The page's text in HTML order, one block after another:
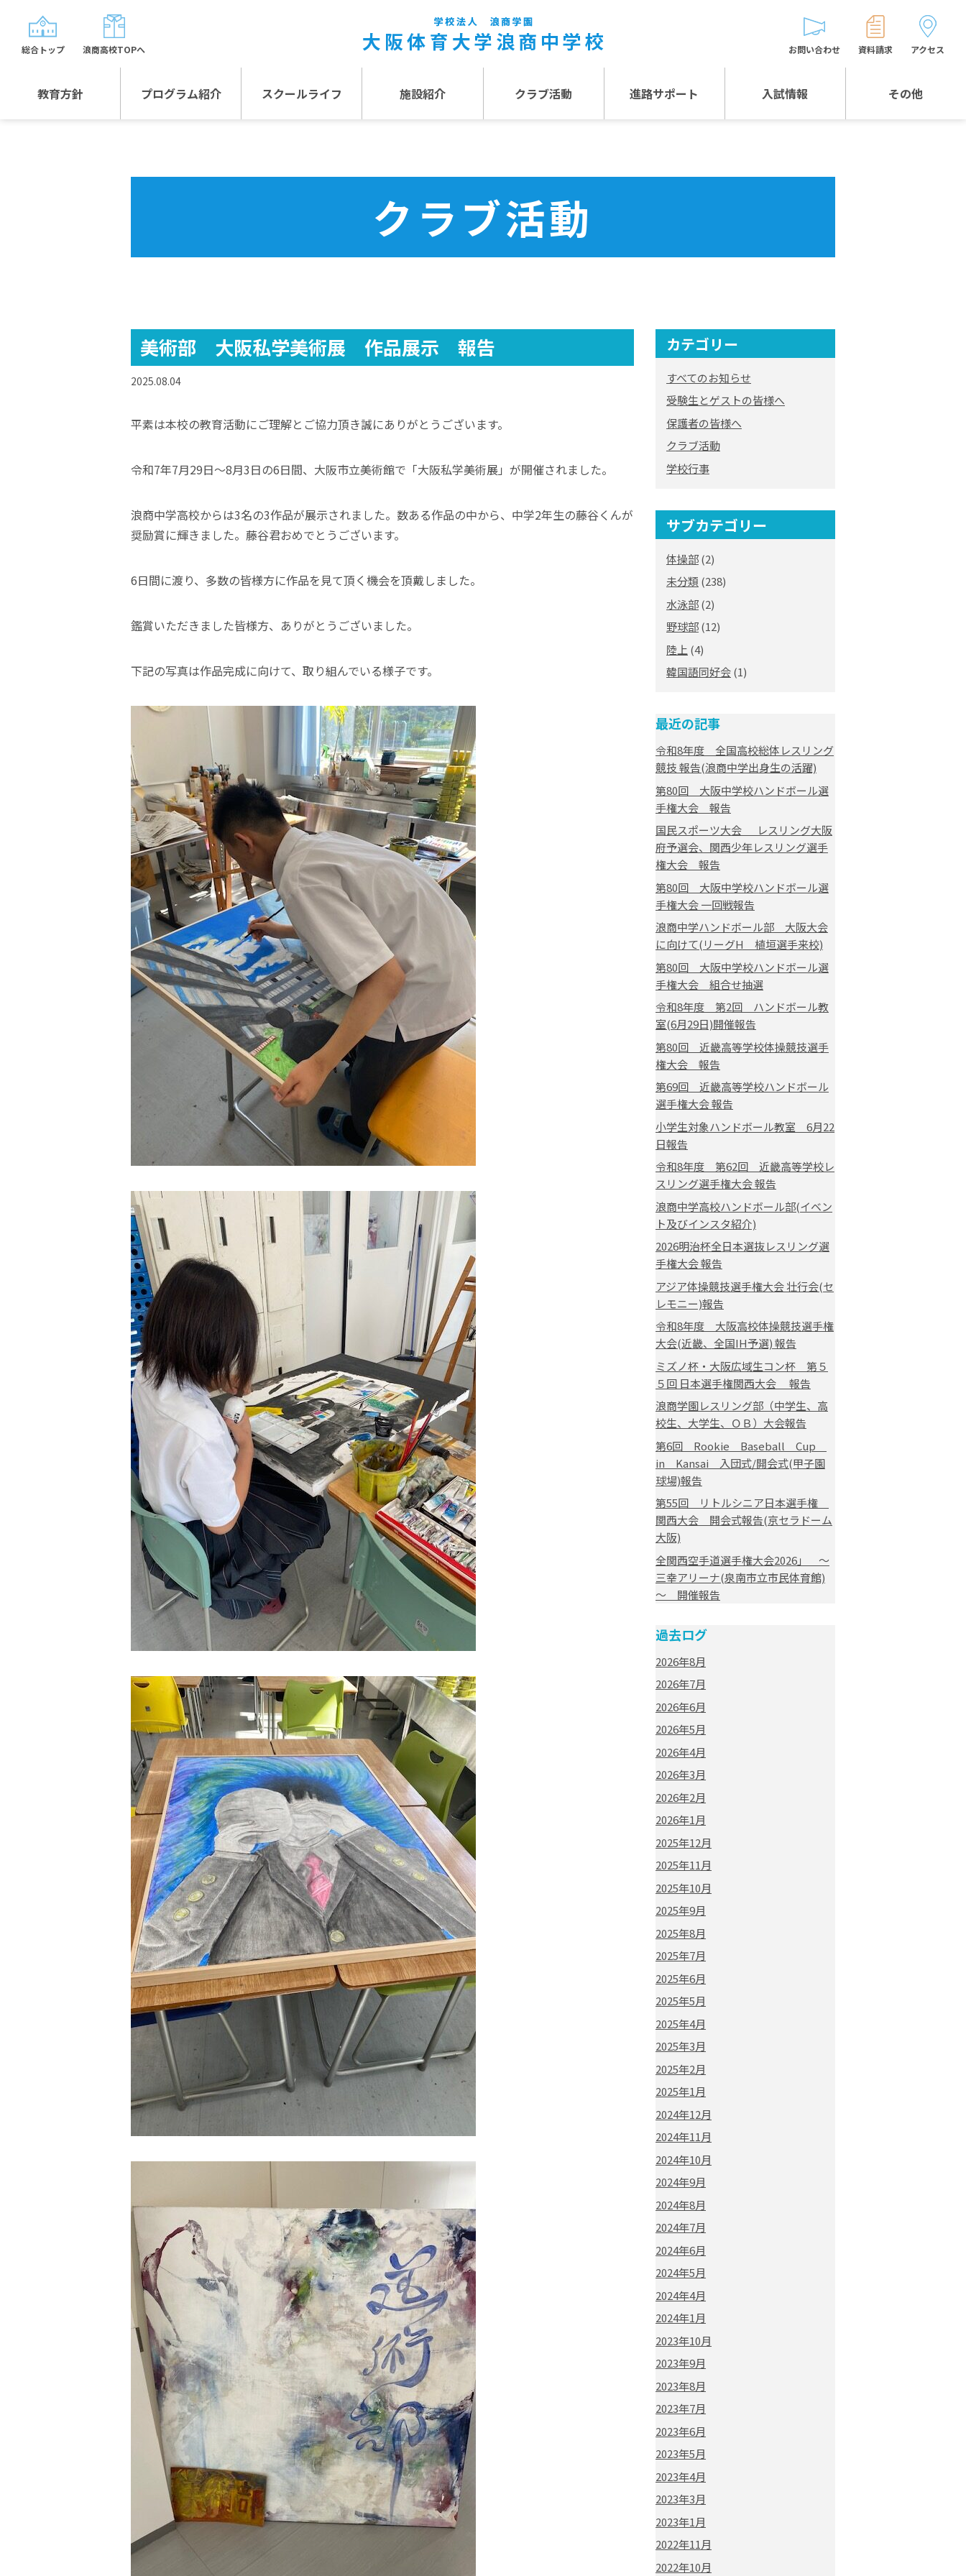
教育方針 プログラム紹介 スクールライフ 施設紹介 クラブ活動 進路サポート 入試情報 その他
お問い合わせ 資料請求 アクセス
総合トップ 浪商高校TOPへ
クラブ活動
美術部 大阪私学美術展 作品展示 報告
2025.08.04
平素は本校の教育活動にご理解とご協力頂き誠にありがとうございます。
令和7年7月29日～8月3日の6日間、大阪市立美術館で「大阪私学美術展」が開催されました。
浪商中学高校からは3名の3作品が展示されました。数ある作品の中から、中学2年生の藤谷くんが
奨励賞に輝きました。藤谷君おめでとうございます。
6日間に渡り、多数の皆様方に作品を見て頂く機会を頂戴しました。
鑑賞いただきました皆様方、ありがとうございました。
下記の写真は作品完成に向けて、取り組んでいる様子です。
カテゴリー
すべてのお知らせ
受験生とゲストの皆様へ
保護者の皆様へ
クラブ活動
学校行事
サブカテゴリー
体操部(2)
未分類 (238)
水泳部(2)
野球部(12)
陸上 (4)
韓国語同好会(1)
最近の記事
令和8年度 全国高校総体レスリング
競技 報告(浪商中学出身生の活躍)
第80回 大阪中学校ハンドボール選
手権大会 報告
国民スポーツ大会 レスリング大阪
府予選会、関西少年レスリング選手
権大会 報告
第80回 大阪中学校ハンドボール選
手権大会 一回戦報告
浪商中学ハンドボール部 大阪大会
に向けて(リーグH 植垣選手来校)
第80回 大阪中学校ハンドボール選
手権大会 組合せ抽選
令和8年度 第2回 ハンドボール教
室(6月29日)開催報告
第80回 近畿高等学校体操競技選手
権大会 報告
第69回 近畿高等学校ハンドボール
選手権大会 報告
小学生対象ハンドボール教室 6月22
日報告
令和8年度 第62回 近畿高等学校レ
スリング選手権大会 報告
浪商中学高校ハンドボール部(イベン
ト及びインスタ紹介)
2026明治杯全日本選抜レスリング選
手権大会 報告
アジア体操競技選手権大会 壮行会(セ
レモニー)報告
令和8年度 大阪高校体操競技選手権
大会(近畿、全国IH予選) 報告
ミズノ杯・大阪広域生コン杯 第５
５回 日本選手権関西大会 報告
浪商学園レスリング部（中学生、高
校生、大学生、ＯＢ）大会報告
第6回 Rookie Baseball Cup
in Kansai 入団式/開会式(甲子園
球場)報告
第55回 リトルシニア日本選手権
関西大会 開会式報告(京セラドーム
大阪)
全関西空手道選手権大会2026」 ～
三幸アリーナ(泉南市立市民体育館)
～ 開催報告
過去ログ
2026年8月
2026年7月
2026年6月
2026年5月
2026年4月
2026年3月
2026年2月
2026年1月
2025年12月
2025年11月
2025年10月
2025年9月
2025年8月
2025年7月
2025年6月
2025年5月
2025年4月
2025年3月
2025年2月
2025年1月
2024年12月
2024年11月
2024年10月
2024年9月
2024年8月
2024年7月
2024年6月
2024年5月
2024年4月
2024年1月
2023年10月
2023年9月
2023年8月
2023年7月
2023年6月
2023年5月
2023年4月
2023年3月
2023年1月
2022年11月
2022年10月